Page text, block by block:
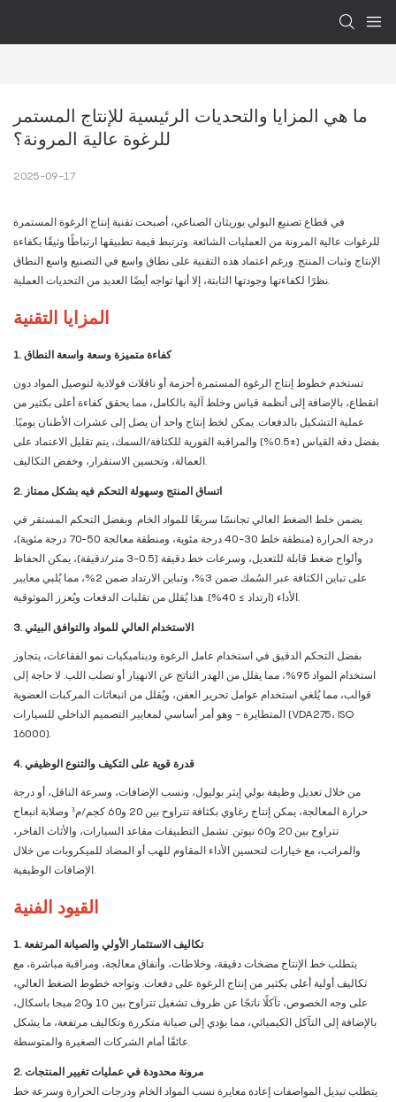
ما هي المزايا والتحديات الرئيسية للإنتاج المستمر
للرغوة عالية المرونة؟
2025-09-17
في قطاع تصنيع البولي يوريثان الصناعي، أصبحت تقنية إنتاج الرغوة المستمرة
للرغوات عالية المرونة من العمليات الشائعة. وترتبط قيمة تطبيقها ارتباطًا وثيقًا بكفاءة
الإنتاج وثبات المنتج. ورغم اعتماد هذه التقنية على نطاق واسع في التصنيع واسع النطاق
نظرًا لكفاءتها وجودتها الثابتة، إلا أنها تواجه أيضًا العديد من التحديات العملية.
المزايا التقنية
1. كفاءة متميزة وسعة واسعة النطاق
تستخدم خطوط إنتاج الرغوة المستمرة أحزمة أو ناقلات فولاذية لتوصيل المواد دون
انقطاع، بالإضافة إلى أنظمة قياس وخلط آلية بالكامل، مما يحقق كفاءة أعلى بكثير من
عملية التشكيل بالدفعات. يمكن لخط إنتاج واحد أن يصل إلى عشرات الأطنان يوميًا.
بفضل دقة القياس (±0.5%) والمراقبة الفورية للكثافة/السمك، يتم تقليل الاعتماد على
العمالة، وتحسين الاستقرار، وخفض التكاليف.
2. اتساق المنتج وسهولة التحكم فيه بشكل ممتاز
يضمن خلط الضغط العالي تجانسًا سريعًا للمواد الخام. وبفضل التحكم المستقر في
درجة الحرارة (منطقة خلط 30-40 درجة مئوية، ومنطقة معالجة 50-70 درجة مئوية)،
وألواح ضغط قابلة للتعديل، وسرعات خط دقيقة (0.5-3 متر/دقيقة)، يمكن الحفاظ
على تباين الكثافة عبر السُمك ضمن 3%، وتباين الارتداد ضمن 2%، مما يُلبي معايير
الأداء (ارتداد ≥ 40%). هذا يُقلل من تقلبات الدفعات ويُعزز الموثوقية.
3. الاستخدام العالي للمواد والتوافق البيئي
بفضل التحكم الدقيق في استخدام عامل الرغوة وديناميكيات نمو الفقاعات، يتجاوز
استخدام المواد 95%، مما يقلل من الهدر الناتج عن الانهيار أو تصلب اللب. لا حاجة إلى
قوالب، مما يُلغي استخدام عوامل تحرير العفن، ويُقلل من انبعاثات المركبات العضوية
المتطايرة - وهو أمر أساسي لمعايير التصميم الداخلي للسيارات (VDA275، ISO
16000).
4. قدرة قوية على التكيف والتنوع الوظيفي
من خلال تعديل وظيفة بولي إيثر بوليول، ونسب الإضافات، وسرعة الناقل، أو درجة
حرارة المعالجة، يمكن إنتاج رغاوي بكثافة تتراوح بين 20 و60 كجم/م³ وصلابة انبعاج
تتراوح بين 20 و60 نيوتن. تشمل التطبيقات مقاعد السيارات، والأثاث الفاخر،
والمراتب، مع خيارات لتحسين الأداء المقاوم للهب أو المضاد للميكروبات من خلال
الإضافات الوظيفية.
القيود الفنية
1. تكاليف الاستثمار الأولي والصيانة المرتفعة
يتطلب خط الإنتاج مضخات دقيقة، وخلاطات، وأنفاق معالجة، ومراقبة مباشرة، مع
تكاليف أولية أعلى بكثير من إنتاج الرغوة على دفعات. وتواجه خطوط الضغط العالي،
على وجه الخصوص، تآكلًا ناتجًا عن ظروف تشغيل تتراوح بين 10 و20 ميجا باسكال،
بالإضافة إلى التآكل الكيميائي، مما يؤدي إلى صيانة متكررة وتكاليف مرتفعة، ما يشكل
عائقًا أمام الشركات الصغيرة والمتوسطة.
2. مرونة محدودة في عمليات تغيير المنتجات
يتطلب تبديل المواصفات إعادة معايرة نسب المواد الخام ودرجات الحرارة وسرعة خط